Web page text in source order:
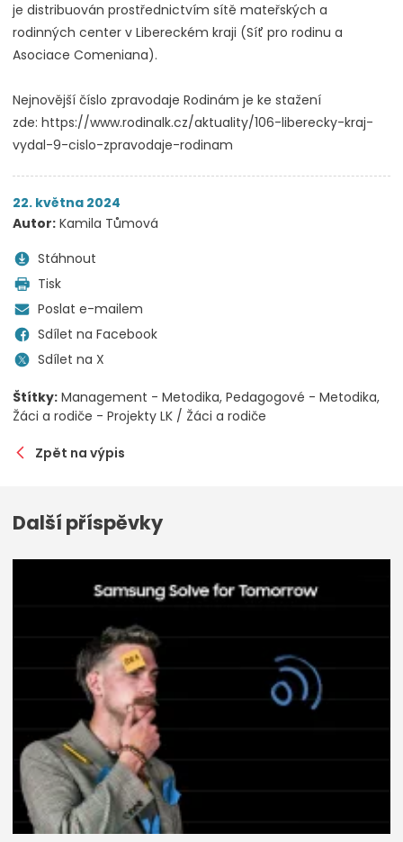
je distribuován prostřednictvím sítě mateřských a
rodinných center v Libereckém kraji (Síť pro rodinu a
Asociace Comeniana).
Nejnovější číslo zpravodaje Rodinám je ke stažení
zde: https://www.rodinalk.cz/aktuality/106-liberecky-kraj-
vydal-9-cislo-zpravodaje-rodinam
22. května 2024
Autor: Kamila Tůmová
Stáhnout
Tisk
Poslat e-mailem
Sdílet na Facebook
Sdílet na X
Štítky: Management - Metodika Pedagogové - Metodika
Žáci a rodiče - Projekty LK / Žáci a rodiče
Zpět na výpis
Další příspěvky